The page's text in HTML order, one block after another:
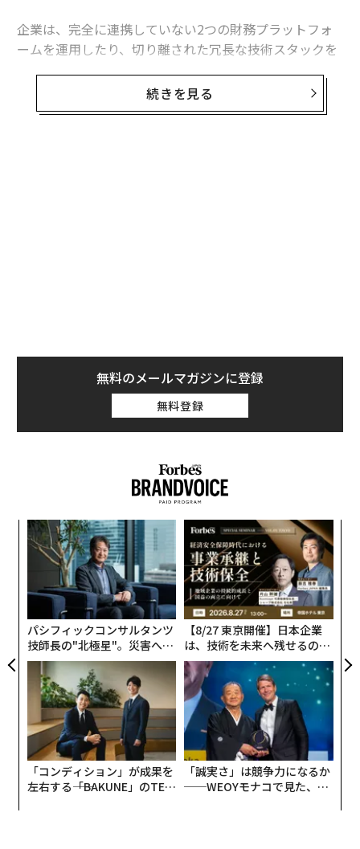
企業は、完全に連携していない2つの財務プラットフォ
ームを運用したり、切り離された冗長な技術スタックを
多くの組織が今でもまさにそれを行っている。正社員を
採用するシステムが1つあり、外部人材を採用する別の
正社員と柔軟な人材を同じエコシステムの一部として扱
う統合された運用モデルが存在しないことだ。
なぜサイロ化された人材モデルが効率性と対応
人材が固定された役割に紐づいた別々のシステムで管理
されている場合、引き継ぎが増えるにつれて業務が遅く
なり、意思決定が遅れ、方向性が変化する中でチームが
連携を保つのに苦労する可能性がある。要するに、業務
はもはや静的な職務構造にきれいに対応する予測可能な
パターンで到着しないということだ。ビジネスの優先事
項は、年間の人員計画よりもはるかに速く変化すること
が多い。特にAI周辺の分野における新たな能力は、職務
記述書が追いつく前に出現している。このような環境で
は、正社員と柔軟な人材を別個のカテゴリーとして扱う
ことは、管理上の選択というよりも構造的な制約であ
る。
ハイブリッド人材モデルは、より良い前進の道を提供す
る。それは回避策としてではなく、標準的なオペレーテ
ィングシステムとして見なされるべきである。
続きを見る
無料のメールマガジンに登録
無料登録
パシフィックコンサルタンツ
技師長の"北極星"。災害への
無力感を乗り越え見つけた、
防災一筋20年の答え
【8/27 東京開催】日本企業
は、技術を未来へ残せるのか
── 世界と戦った経営者と、
いま「守る経営」を考える
「コンディション」が成果を
左右する――「BAKUNE」のTEN
「誠実さ」は競争力になるか
──WEOYモナコで見た、く